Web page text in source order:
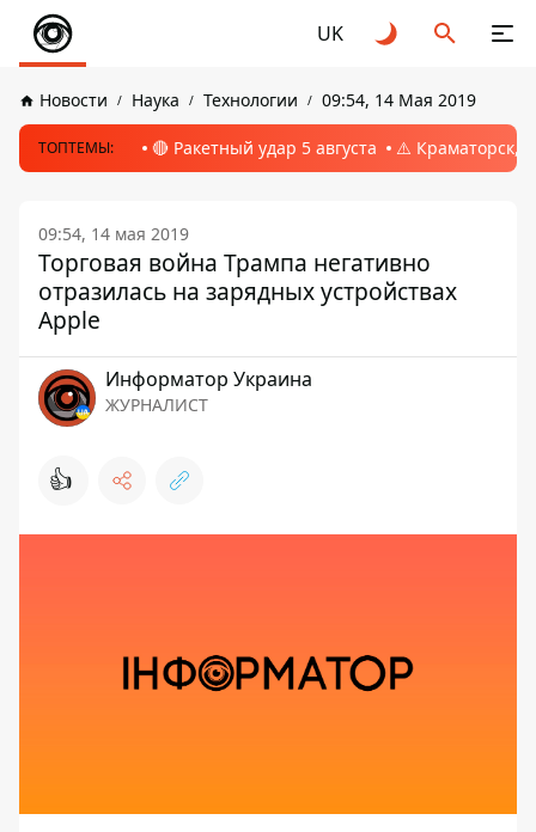
UK
Новости Наука Технологии 09:54, 14 Мая 2019
ТОПТЕМЫ: 🔴 Ракетный удар 5 августа ⚠️ Краматорск,
09:54, 14 мая 2019
Торговая война Трампа негативно
отразилась на зарядных устройствах
Apple
Информатор Украина
ЖУРНАЛИСТ
👍